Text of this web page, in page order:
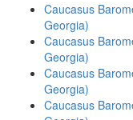
Caucasus
Georgia)
Caucasus
Georgia)
Caucasus
Georgia)
Caucasus